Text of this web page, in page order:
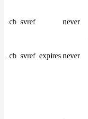
_cb_svref never
_cb_svref_expires never